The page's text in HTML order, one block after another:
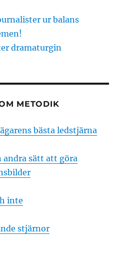
ur balans
dramaturgin
METODIK
bästa ledstjärna
andra sätt att göra
inte
stjärnor